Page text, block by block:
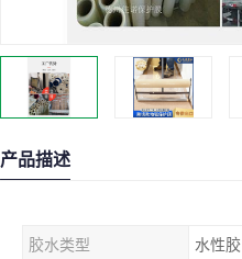
产品描述
胶水类型 水性胶